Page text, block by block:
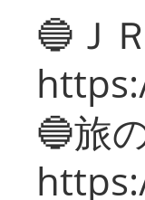
🔵Ｊ
🔵旅